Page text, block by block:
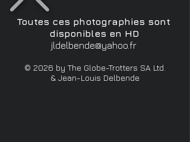
Toutes ces photographies sont
disponibles en HD
jldelbende@yahoo.fr
© 2026 by The Globe-Trotters SA Ltd.
& Jean-Louis Delbende